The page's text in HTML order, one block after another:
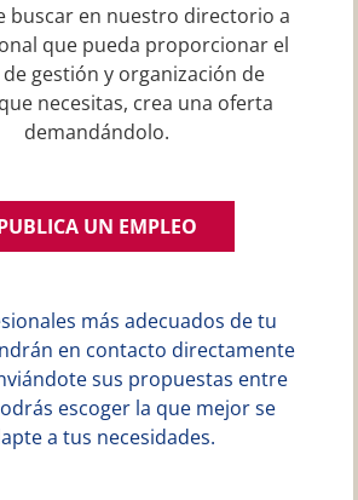
buscar en nuestro directorio a
que pueda proporcionar el
gestión y organización de
necesitas, crea una oferta
demandándolo.
UN EMPLEO
más adecuados de tu
en contacto directamente
sus propuestas entre
escoger la que mejor se
a tus necesidades.